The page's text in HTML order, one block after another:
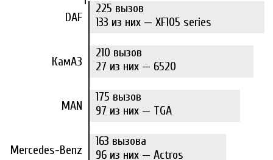
DAF
225 вызов
133 из них — XF105 series
КамАЗ
210 вызов
27 из них — 6520
MAN
175 вызов
97 из них — TGA
Mercedes-Benz
163 вызова
96 из них — Actros